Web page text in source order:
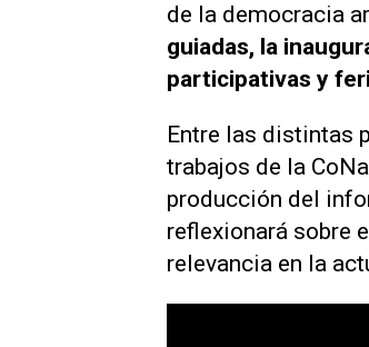
de la democracia
guiadas, la
participativas y
Entre las distintas
trabajos de la
producción del
reflexionará sobre
relevancia en la